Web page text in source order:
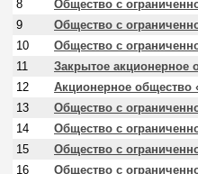
8
Общество с
9
Общество с
10
Общество с
11
Закрытое акционерное
12
Акционерное общество
13
Общество с
14
Общество с
15
Общество с
16
Общество с